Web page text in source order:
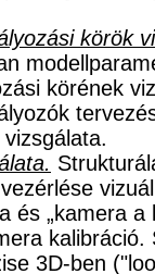
körök
körének
és „kamera a
kalibráció.
3D-ben